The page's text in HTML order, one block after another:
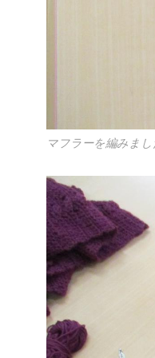
マフラーを編みま